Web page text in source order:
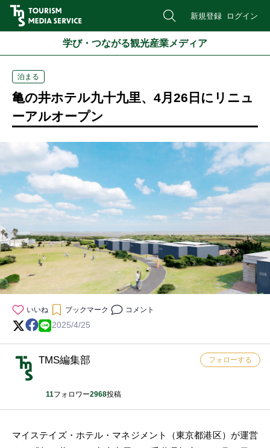
新規登録 ログイン
学び・つながる観光産業メディア
泊まる
亀の井ホテル九十九里、4月26日にリニュ
ーアルオープン
いいね ブックマーク コメント
2025/4/25
TMS編集部
11フォロワー2968投稿
フォローする
マイステイズ・ホテル・マネジメント（東京都港区）が運営